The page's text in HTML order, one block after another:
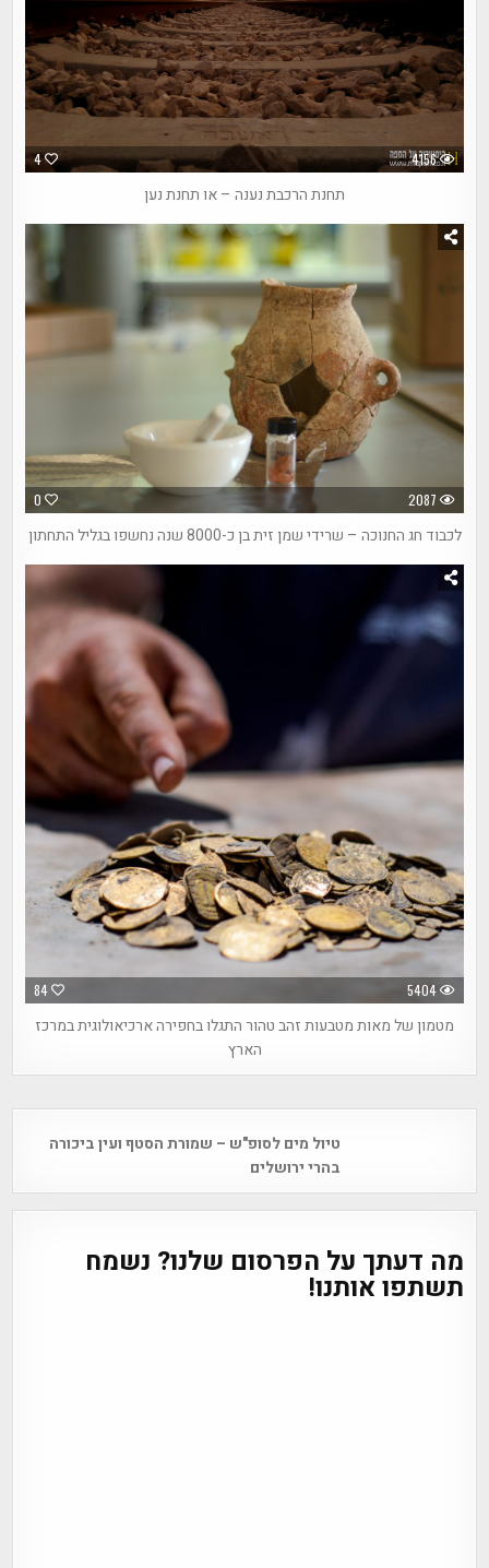
4 4156
תחנת הרכבת נענה – או תחנת נען
0 2087
לכבוד חג החנוכה – שרידי שמן זית בן כ-8000 שנה נחשפו בגליל התחתון
84 5404
מטמון של מאות מטבעות זהב טהור התגלו בחפירה ארכיאולוגית במרכז
הארץ
navigationטיול מים לסופ"ש – שמורת הסטף ועין ביכורה
בהרי ירושלים
מה דעתך על הפרסום שלנו? נשמח
תשתפו אותנו!